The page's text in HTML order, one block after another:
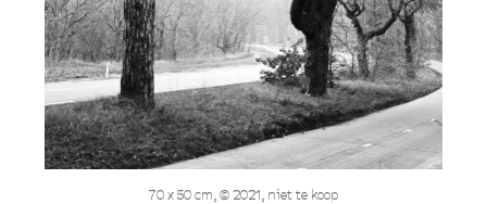
70 x 50 cm, © 2021, niet te koop